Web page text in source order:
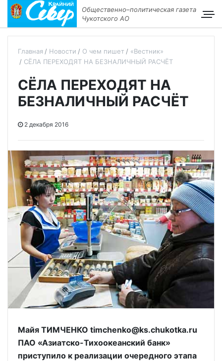
Общественно–политическая газета
Чукотского АО
Главная Новости О чем пишет
«Вестник»
СЁЛА ПЕРЕХОДЯТ НА БЕЗНАЛИЧНЫЙ РАСЧЁТ
СЁЛА ПЕРЕХОДЯТ НА
БЕЗНАЛИЧНЫЙ РАСЧЁТ
2 декабря 2016
Майя ТИМЧЕНКО timchenko@ks.chukotka.ru
ПАО «Азиатско-Тихоокеанский банк»
приступило к реализации очередного этапа